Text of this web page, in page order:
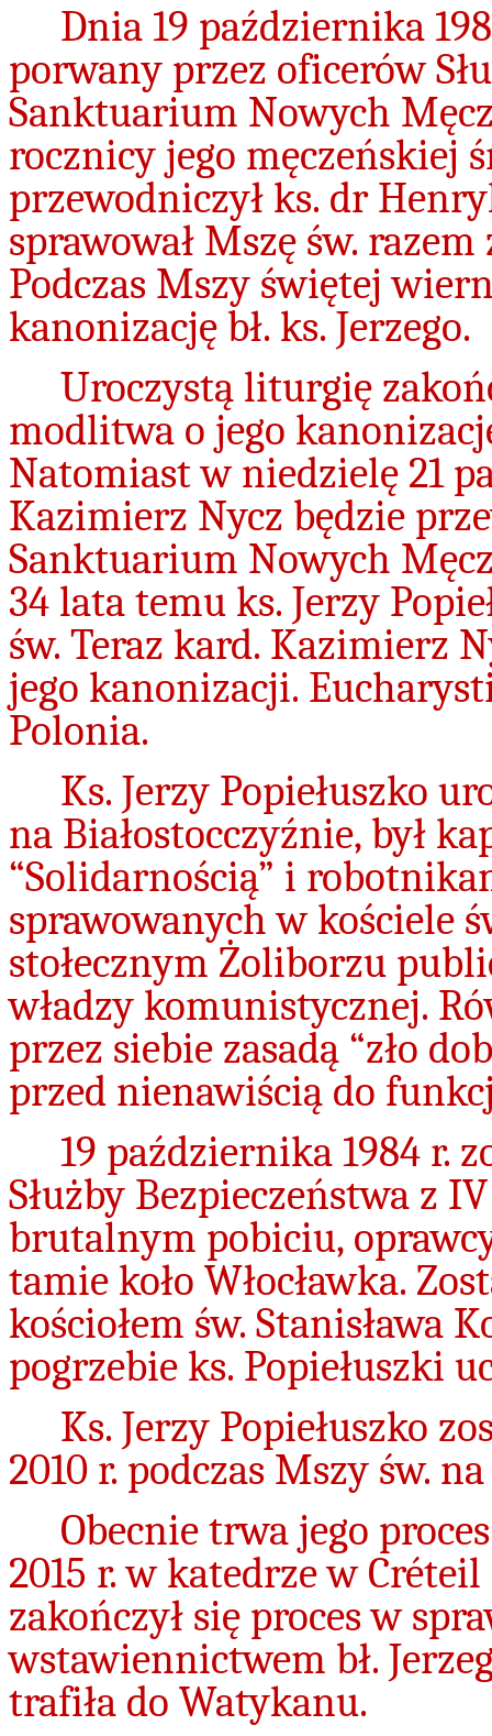
Dnia 19 października
porwany przez oficerów
Sanktuarium Nowych
rocznicy jego męczeńskiej
przewodniczył ks. dr
sprawował Mszę św.
Podczas Mszy świętej
kanonizację bł. ks. Jerzego.
Uroczystą liturgię
modlitwa o jego
Natomiast w niedzielę 21
Kazimierz Nycz będzie
Sanktuarium Nowych
34 lata temu ks. Jerzy
św. Teraz kard. Kazimierz
jego kanonizacji.
Polonia.
Ks. Jerzy Popiełuszko
na Białostocczyźnie, był
“Solidarnością” i
sprawowanych w kościele
stołecznym Żoliborzu
władzy komunistycznej.
przez siebie zasadą “zło
przed nienawiścią do
19 października 1984 r.
Służby Bezpieczeństwa z
brutalnym pobiciu,
tamie koło Włocławka.
kościołem św. Stanisława
pogrzebie ks. Popiełuszki
Ks. Jerzy Popiełuszko
2010 r. podczas Mszy św.
Obecnie trwa jego
2015 r. w katedrze w
zakończył się proces w
wstawiennictwem bł.
trafiła do Watykanu.